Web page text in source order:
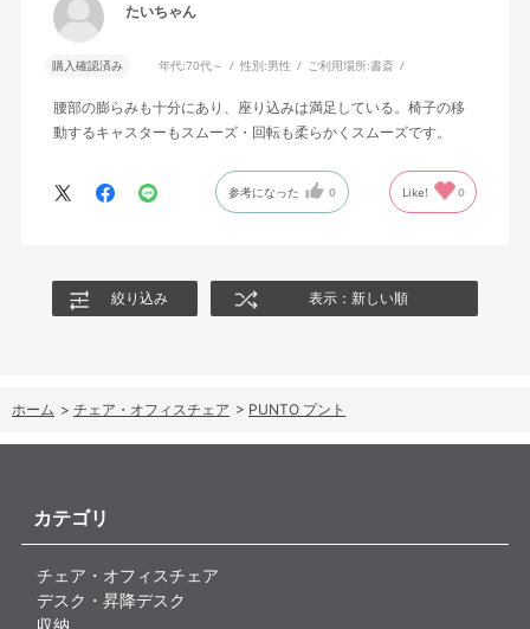
たいちゃん
購入確認済み 年代:70代～ 性別:男性 ご利用場所:書斎
腰部の膨らみも十分にあり、座り込みは満足している。椅子の移
動するキャスターもスムーズ・回転も柔らかくスムーズです。
参考になった 0 Like! 0
絞り込み 表示：新しい順
ホーム > チェア・オフィスチェア > PUNTO プント
カテゴリ
チェア・オフィスチェア
デスク・昇降デスク
収納